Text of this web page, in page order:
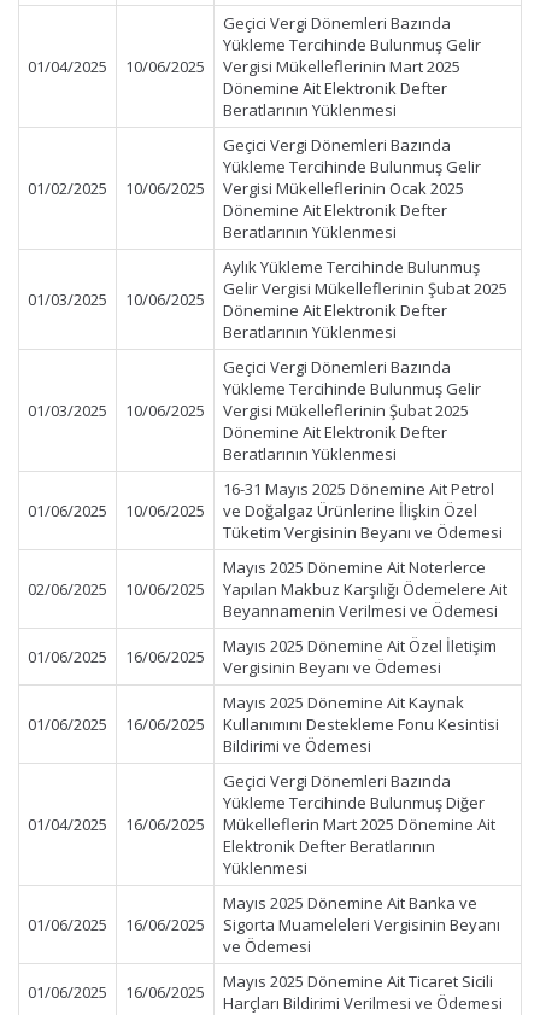
01/04/2025 10/06/2025
Geçici Vergi Dönemleri Bazında
Yükleme Tercihinde Bulunmuş Gelir
Vergisi Mükelleflerinin Mart 2025
Dönemine Ait Elektronik Defter
Beratlarının Yüklenmesi
01/02/2025 10/06/2025
Geçici Vergi Dönemleri Bazında
Yükleme Tercihinde Bulunmuş Gelir
Vergisi Mükelleflerinin Ocak 2025
Dönemine Ait Elektronik Defter
Beratlarının Yüklenmesi
01/03/2025 10/06/2025
Aylık Yükleme Tercihinde Bulunmuş
Gelir Vergisi Mükelleflerinin Şubat 2025
Dönemine Ait Elektronik Defter
Beratlarının Yüklenmesi
01/03/2025 10/06/2025
Geçici Vergi Dönemleri Bazında
Yükleme Tercihinde Bulunmuş Gelir
Vergisi Mükelleflerinin Şubat 2025
Dönemine Ait Elektronik Defter
Beratlarının Yüklenmesi
01/06/2025 10/06/2025
16-31 Mayıs 2025 Dönemine Ait Petrol
ve Doğalgaz Ürünlerine İlişkin Özel
Tüketim Vergisinin Beyanı ve Ödemesi
02/06/2025 10/06/2025
Mayıs 2025 Dönemine Ait Noterlerce
Yapılan Makbuz Karşılığı Ödemelere Ait
Beyannamenin Verilmesi ve Ödemesi
01/06/2025 16/06/2025
Mayıs 2025 Dönemine Ait Özel İletişim
Vergisinin Beyanı ve Ödemesi
01/06/2025 16/06/2025
Mayıs 2025 Dönemine Ait Kaynak
Kullanımını Destekleme Fonu Kesintisi
Bildirimi ve Ödemesi
01/04/2025 16/06/2025
Geçici Vergi Dönemleri Bazında
Yükleme Tercihinde Bulunmuş Diğer
Mükelleflerin Mart 2025 Dönemine Ait
Elektronik Defter Beratlarının
Yüklenmesi
01/06/2025 16/06/2025
Mayıs 2025 Dönemine Ait Banka ve
Sigorta Muameleleri Vergisinin Beyanı
ve Ödemesi
01/06/2025 16/06/2025
Mayıs 2025 Dönemine Ait Ticaret Sicili
Harçları Bildirimi Verilmesi ve Ödemesi